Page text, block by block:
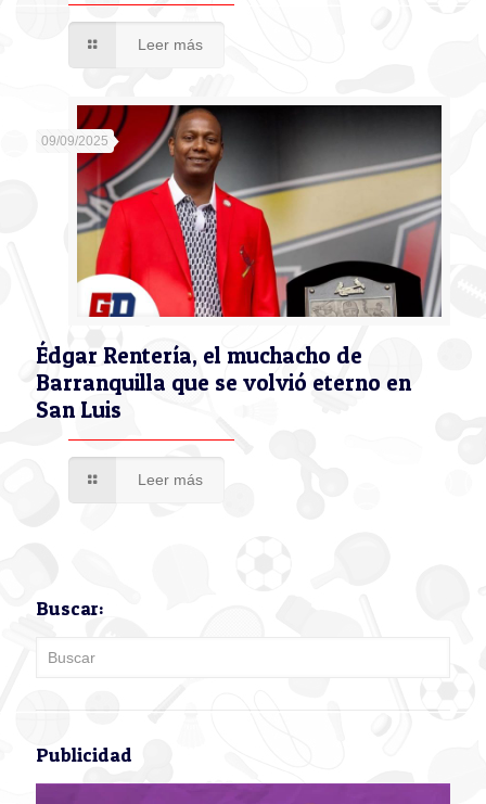
Leer más
09/09/2025
Édgar Rentería, el muchacho de
Barranquilla que se volvió eterno en
San Luis
Leer más
Buscar:
Publicidad